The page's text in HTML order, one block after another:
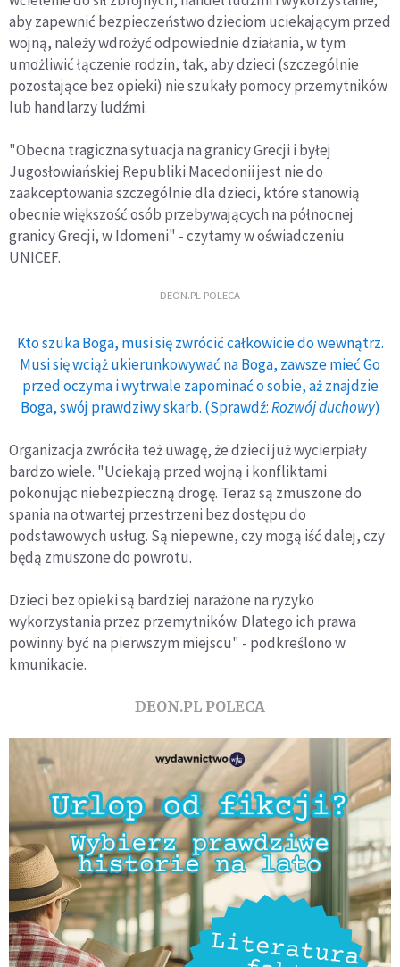
aby zapewnić bezpieczeństwo dzieciom uciekającym przed
wojną, należy wdrożyć odpowiednie działania, w tym
umożliwić łączenie rodzin, tak, aby dzieci (szczególnie
pozostające bez opieki) nie szukały pomocy przemytników
lub handlarzy ludźmi.
"Obecna tragiczna sytuacja na granicy Grecji i byłej
Jugosłowiańskiej Republiki Macedonii jest nie do
zaakceptowania szczególnie dla dzieci, które stanowią
obecnie większość osób przebywających na północnej
granicy Grecji, w Idomeni" - czytamy w oświadczeniu
UNICEF.
DEON.PL POLECA
Kto szuka Boga, musi się zwrócić całkowicie do wewnątrz.
Musi się wciąż ukierunkowywać na Boga, zawsze mieć Go
przed oczyma i wytrwale zapominać o sobie, aż znajdzie
Boga, swój prawdziwy skarb. (Sprawdź:Rozwój duchowy)
Organizacja zwróciła też uwagę, że dzieci już wycierpiały
bardzo wiele. "Uciekają przed wojną i konfliktami
pokonując niebezpieczną drogę. Teraz są zmuszone do
spania na otwartej przestrzeni bez dostępu do
podstawowych usług. Są niepewne, czy mogą iść dalej, czy
będą zmuszone do powrotu.
Dzieci bez opieki są bardziej narażone na ryzyko
wykorzystania przez przemytników. Dlatego ich prawa
powinny być na pierwszym miejscu" - podkreślono w
kmunikacie.
DEON.PL POLECA